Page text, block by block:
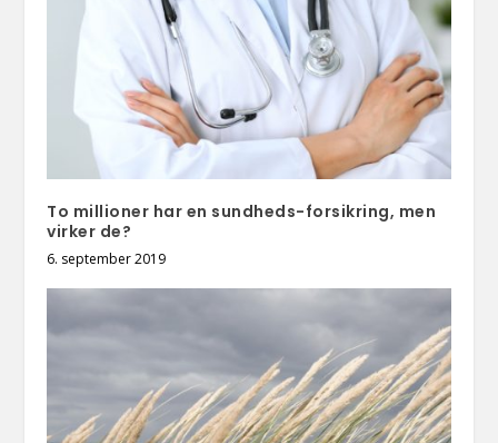
To millioner har en sundheds-forsikring, men
virker de?
6. september 2019